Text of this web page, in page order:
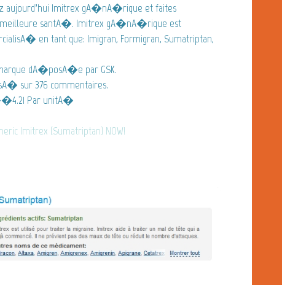
aujourd’hui Imitrex gA�nA�rique et faites
meilleure santA�. Imitrex gA�nA�rique est
en tant que: Imigran, Formigran, Sumatriptan,
dA�posA�e par GSK.
sur376 commentaires.
Par unitA�
Imitrex (Sumatriptan) NOW!